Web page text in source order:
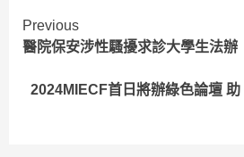
Continue
Reading
Previous
醫院保安涉性騷擾求診大學生法辦
2024MIECF首日將辦綠色論壇